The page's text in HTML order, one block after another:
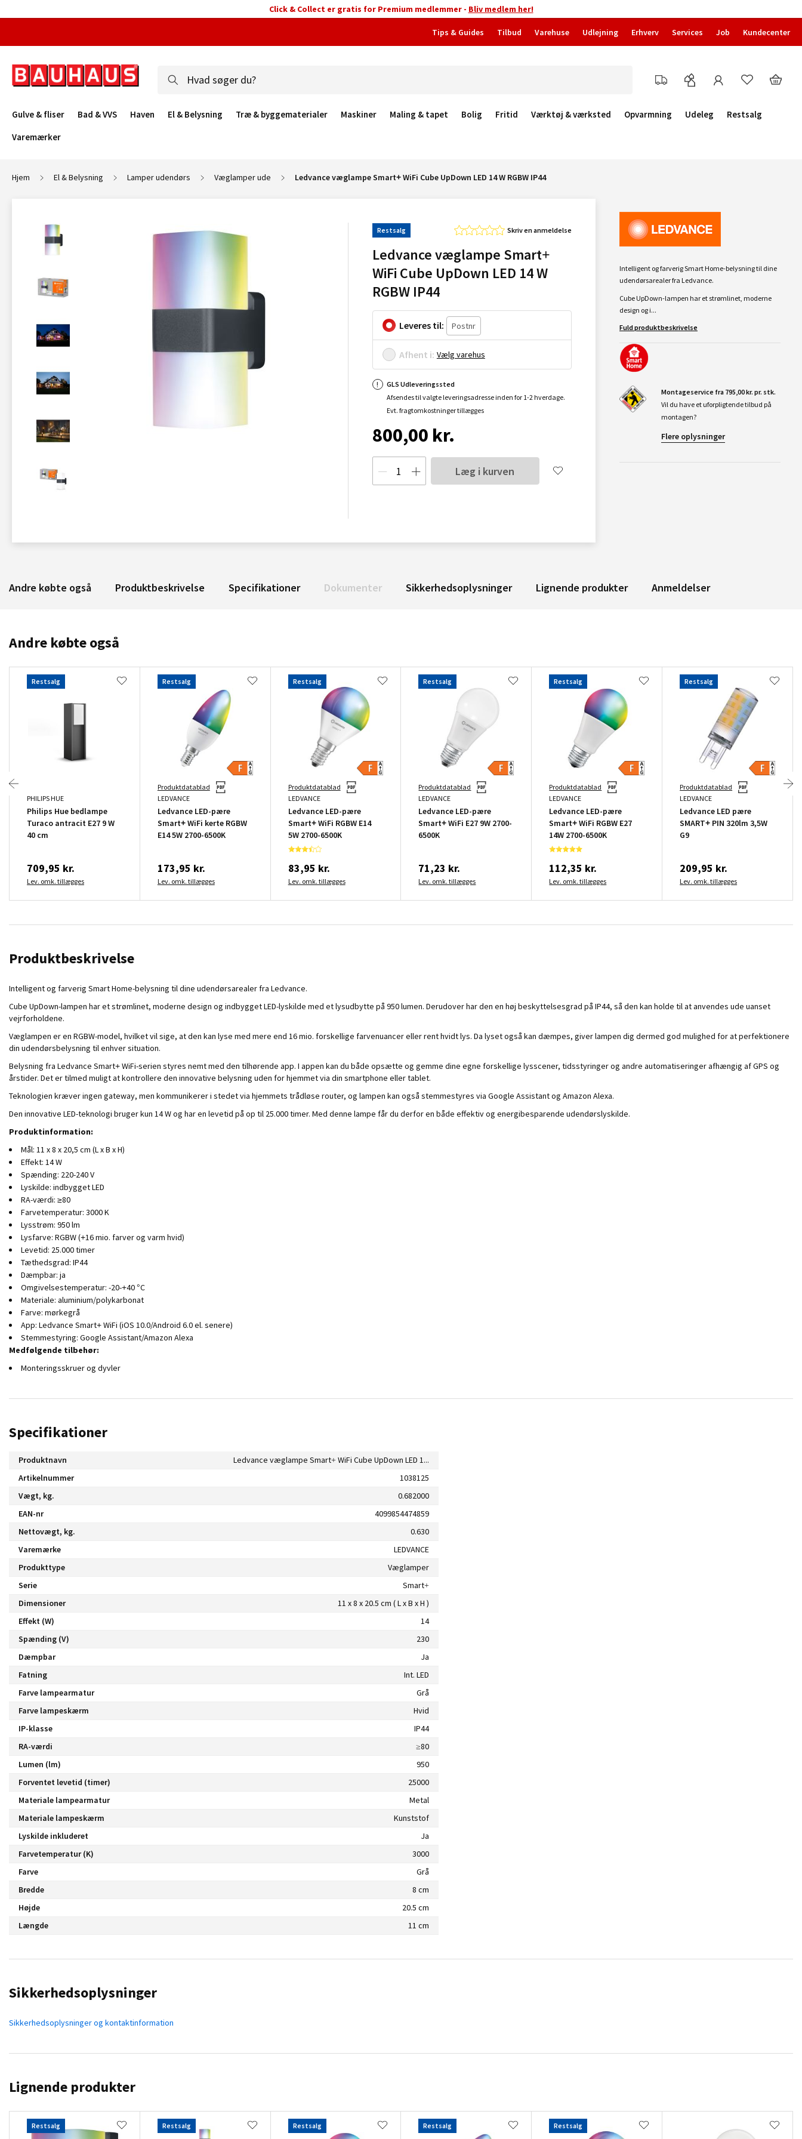
Click & Collect er gratis for Premium medlemmer - Bliv medlem her!
Tips & Guides Tilbud Varehuse Udlejning Erhverv Services Job Kundecenter
Gulve & fliser Bad & VVS Haven El & Belysning Træ & byggematerialer Maskiner Maling & tapet Bolig Fritid Værktøj & værksted Opvarmning Udeleg
Restsalg
Varemærker
Hjem El & Belysning Lamper udendørs Væglamper ude Ledvance væglampe Smart+ WiFi Cube UpDown LED 14 W RGBW IP44
Restsalg Skriv en anmeldelse
Ledvance væglampe Smart+
WiFi Cube UpDown LED 14 W
RGBW IP44
Leveres til:
Afhent i: Vælg varehus
GLS Udleveringssted
Afsendes til valgte leveringsadresse inden for 1-2 hverdage.
Evt. fragtomkostninger tillægges
800,00 kr.
Læg i kurven
Intelligent og farverig Smart Home-belysning til dine
udendørsarealer fra Ledvance.
Cube UpDown-lampen har et strømlinet, moderne
design og i...
Fuld produktbeskrivelse
Montageservice fra 795,00 kr. pr. stk.
Vil du have et uforpligtende tilbud på
montagen?
Flere oplysninger
Andre købte også Produktbeskrivelse Specifikationer Dokumenter Sikkerhedsoplysninger Lignende produkter Anmeldelser
Andre købte også
Restsalg
PHILIPS HUE
Philips Hue bedlampe
Turaco antracit E27 9 W
40 cm
709,95 kr.
Lev. omk. tillægges
Produktdatablad
Restsalg
LEDVANCE
Ledvance LED-pære
Smart+ WiFi kerte RGBW
E14 5W 2700-6500K
173,95 kr.
Lev. omk. tillægges
Produktdatablad
Restsalg
LEDVANCE
Ledvance LED-pære
Smart+ WiFi RGBW E14
5W 2700-6500K
83,95 kr.
Lev. omk. tillægges
Produktdatablad
Restsalg
LEDVANCE
Ledvance LED-pære
Smart+ WiFi E27 9W 2700-
6500K
71,23 kr.
Lev. omk. tillægges
Produktdatablad
Restsalg
LEDVANCE
Ledvance LED-pære
Smart+ WiFi RGBW E27
14W 2700-6500K
112,35 kr.
Lev. omk. tillægges
Produktdatablad
Restsalg
LEDVANCE
Ledvance LED pære
SMART+ PIN 320lm 3,5W
G9
209,95 kr.
Lev. omk. tillægges
Produktbeskrivelse
Intelligent og farverig Smart Home-belysning til dine udendørsarealer fra Ledvance.
Cube UpDown-lampen har et strømlinet, moderne design og indbygget LED-lyskilde med et lysudbytte på 950 lumen. Derudover har den en høj beskyttelsesgrad på IP44, så den kan holde til at anvendes ude uanset
vejrforholdene.
Væglampen er en RGBW-model, hvilket vil sige, at den kan lyse med mere end 16 mio. forskellige farvenuancer eller rent hvidt lys. Da lyset også kan dæmpes, giver lampen dig dermed god mulighed for at perfektionere
din udendørsbelysning til enhver situation.
Belysning fra Ledvance Smart+ WiFi-serien styres nemt med den tilhørende app. I appen kan du både opsætte og gemme dine egne forskellige lysscener, tidsstyringer og andre automatiseringer afhængig af GPS og
årstider. Det er tilmed muligt at kontrollere den innovative belysning uden for hjemmet via din smartphone eller tablet.
Teknologien kræver ingen gateway, men kommunikerer i stedet via hjemmets trådløse router, og lampen kan også stemmestyres via Google Assistant og Amazon Alexa.
Den innovative LED-teknologi bruger kun 14 W og har en levetid på op til 25.000 timer. Med denne lampe får du derfor en både effektiv og energibesparende udendørslyskilde.
Produktinformation:
Mål: 11 x 8 x 20,5 cm (L x B x H)
Effekt: 14 W
Spænding: 220-240 V
Lyskilde: indbygget LED
RA-værdi: ≥80
Farvetemperatur: 3000 K
Lysstrøm: 950 lm
Lysfarve: RGBW (+16 mio. farver og varm hvid)
Levetid: 25.000 timer
Tæthedsgrad: IP44
Dæmpbar: ja
Omgivelsestemperatur: -20-+40 °C
Materiale: aluminium/polykarbonat
Farve: mørkegrå
App: Ledvance Smart+ WiFi (iOS 10.0/Android 6.0 el. senere)
Stemmestyring: Google Assistant/Amazon Alexa
Medfølgende tilbehør:
Monteringsskruer og dyvler
Specifikationer
Produktnavn
Ledvance væglampe Smart+ WiFi Cube UpDown LED 14 W RGBW IP44
Artikelnummer
1038125
Vægt, kg.
0.682000
EAN-nr
4099854474859
Nettovægt, kg.
0.630
Varemærke
LEDVANCE
Produkttype
Væglamper
Serie
Smart+
Dimensioner
11 x 8 x 20.5 cm ( L x B x H )
Effekt (W)
14
Spænding (V)
230
Dæmpbar
Ja
Fatning
Int. LED
Farve lampearmatur
Grå
Farve lampeskærm
Hvid
IP-klasse
IP44
RA-værdi
≥80
Lumen (lm)
950
Forventet levetid (timer)
25000
Materiale lampearmatur
Metal
Materiale lampeskærm
Kunststof
Lyskilde inkluderet
Ja
Farvetemperatur (K)
3000
Farve
Grå
Bredde
8 cm
Højde
20.5 cm
Længde
11 cm
Sikkerhedsoplysninger
Sikkerhedsoplysninger og kontaktinformation
Lignende produkter
Restsalg Restsalg Restsalg Restsalg Restsalg